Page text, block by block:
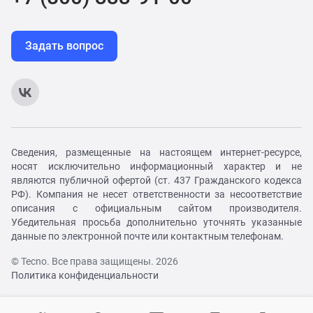
Задать вопрос
Сведения, размещенные на настоящем интернет-ресурсе,
носят исключительно информационный характер и не
являются публичной офертой (ст. 437 Гражданского кодекса
РФ). Компания не несет ответственности за несоответствие
описания с официальным сайтом производителя.
Убедительная просьба дополнительно уточнять указанные
данные по электронной почте или контактным телефонам.
© Tecno. Все права защищены. 2026
Политика конфиденциальности